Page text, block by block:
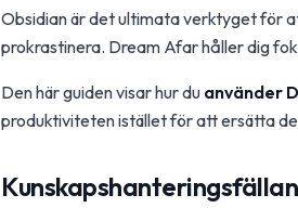
Obsidian är det ultimata verktyget för
prokrastinera. Dream Afar håller dig
Den här guiden visar hur du använder
produktiviteten istället för att ersätta
Kunskapshanteringsfällan